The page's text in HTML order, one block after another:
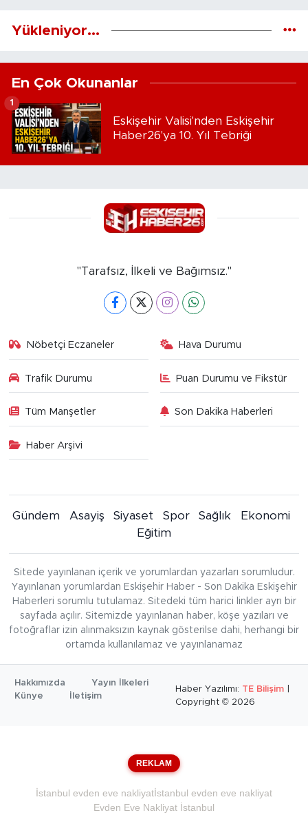
Yükleniyor...
En Çok Okunanlar
Eskişehir Valisi'nden Eskişehir
Haber26'ya 10. Yıl Tebriği
1
"Tarafsız, İlkeli ve Bağımsız."
Nöbetçi Eczaneler Hava Durumu
Trafik Durumu Puan Durumu ve Fikstür
Tüm Manşetler Son Dakika Haberleri
Haber Arşivi
Gündem Asayiş Siyaset Spor Sağlık
Ekonomi
Eğitim
Sitede yayınlanan içerik ve yorumlardan yazarları sorumludur.
Yayınlanan yorumlardan Eskişehir Haber - Son Dakika Eskişehir
Haberleri sorumlu tutulamaz. Sitedeki tüm harici linkler ayrı bir
sayfada açılır. Sitemizde yayınlanan haber, köşe yazıları ve
fotoğraflar izin alınmaksızın kaynak gösterilse dahi, herhangi bir
ortamda kullanılamaz ve yayınlanamaz
Hakkımızda
Yayın İlkeleri
Künye
İletişim
Haber Yazılımı: TE Bilişim
Copyright © 2026
REKLAM
İstanbul evden eve nakliyatİstanbul evden eve nakliyat
Evden Eve Nakliyat İstanbul